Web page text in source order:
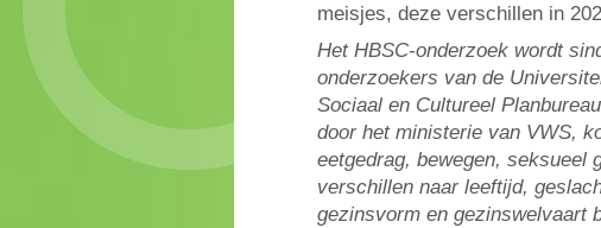
meisjes, deze verschillen in
Het HBSC-onderzoek wordt
onderzoekers van de
Sociaal en Cultureel
door het ministerie van VWS,
eetgedrag, bewegen, seksueel
verschillen naar leeftijd,
gezinsvorm en gezinswelvaart